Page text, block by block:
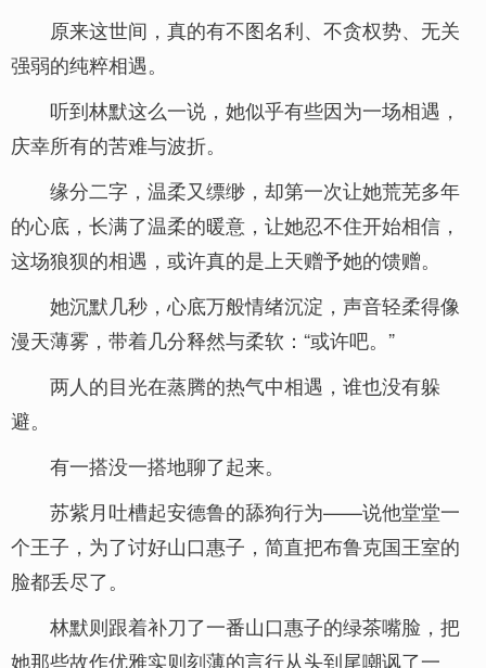
原来这世间，真的有不图名利、不贪权势、无关
强弱的纯粹相遇。
听到林默这么一说，她似乎有些因为一场相遇，
庆幸所有的苦难与波折。
缘分二字，温柔又缥缈，却第一次让她荒芜多年
的心底，长满了温柔的暖意，让她忍不住开始相信，
这场狼狈的相遇，或许真的是上天赠予她的馈赠。
她沉默几秒，心底万般情绪沉淀，声音轻柔得像
漫天薄雾，带着几分释然与柔软：“或许吧。”
两人的目光在蒸腾的热气中相遇，谁也没有躲
避。
有一搭没一搭地聊了起来。
苏紫月吐槽起安德鲁的舔狗行为——说他堂堂一
个王子，为了讨好山口惠子，简直把布鲁克国王室的
脸都丢尽了。
林默则跟着补刀了一番山口惠子的绿茶嘴脸，把
她那些故作优雅实则刻薄的言行从头到尾嘲讽了一